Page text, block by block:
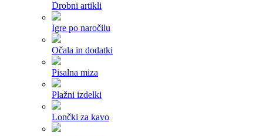
Drobni artikli
Igre po naročilu
Očala in dodatki
Pisalna miza
Plažni izdelki
Lončki za kavo